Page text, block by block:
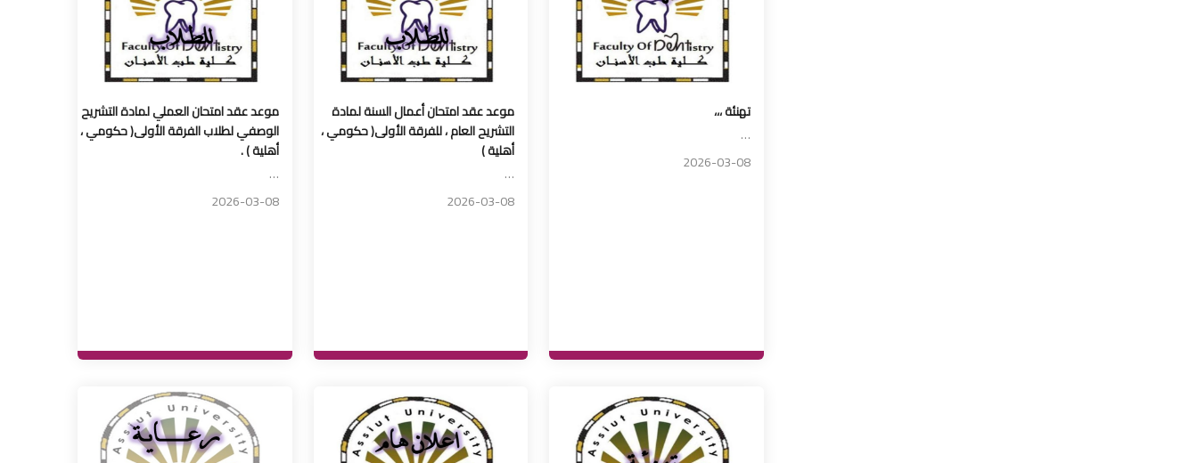
تهنئة ،،،
…
2026-03-08
موعد عقد امتحان أعمال السنة لمادة
التشريح العام ، للفرقة الأولى( حكومي ،
أهلية )
…
2026-03-08
موعد عقد امتحان العملي لمادة التشريح
الوصفي لطلاب الفرقة الأولى( حكومي ،
أهلية ) .
…
2026-03-08